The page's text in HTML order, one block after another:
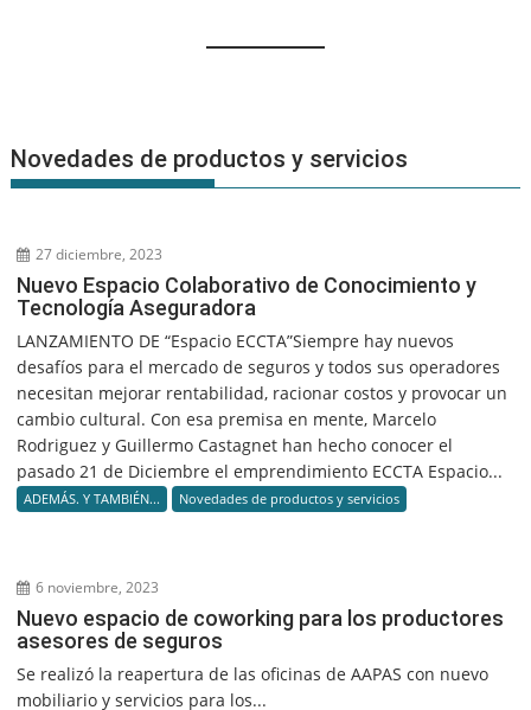
Novedades de productos y servicios
27 diciembre, 2023
Nuevo Espacio Colaborativo de Conocimiento y
Tecnología Aseguradora
LANZAMIENTO DE “Espacio ECCTA”Siempre hay nuevos
desafíos para el mercado de seguros y todos sus operadores
necesitan mejorar rentabilidad, racionar costos y provocar un
cambio cultural. Con esa premisa en mente, Marcelo
Rodriguez y Guillermo Castagnet han hecho conocer el
pasado 21 de Diciembre el emprendimiento ECCTA Espacio...
ADEMÁS. Y TAMBIÉN... Novedades de productos y servicios
6 noviembre, 2023
Nuevo espacio de coworking para los productores
asesores de seguros
Se realizó la reapertura de las oficinas de AAPAS con nuevo
mobiliario y servicios para los...